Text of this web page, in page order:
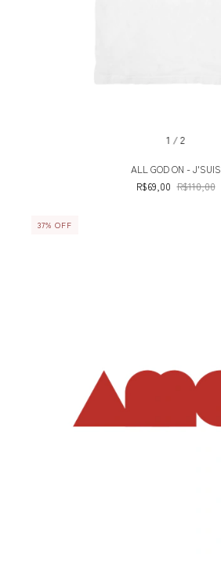
1 /2
ALL GOD ON - J'SUIS
R$69,00 R$110,00
37% OFF